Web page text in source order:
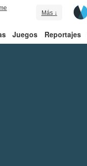
Más ↓
Juegos Reportajes